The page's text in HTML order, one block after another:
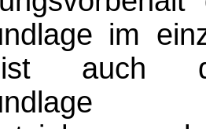
im
auch